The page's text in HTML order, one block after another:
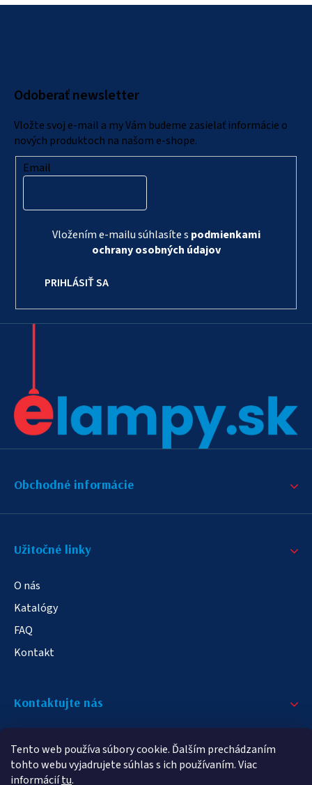
Tento web používa súbory cookie. Ďalším prechádzaním
tohto webu vyjadrujete súhlas s ich používaním. Viac
informáciítu.
Odoberať newsletter
Vložte svoj e-mail a my Vám budeme zasielať informácie o
nových produktoch na našom e-shope.
Email
Vložením e-mailu súhlasíte s podmienkami
ochrany osobných údajov
PRIHLÁSIŤ SA
Obchodné informácie
Užitočné linky
O nás
Katalógy
FAQ
Kontakt
Kontaktujte nás
info@elampa.sk